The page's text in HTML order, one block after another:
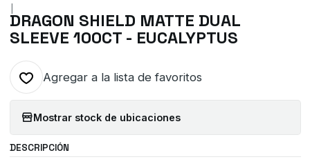
|
DRAGON SHIELD MATTE DUAL
SLEEVE 100CT - EUCALYPTUS
Agregar a la lista de favoritos
Mostrar stock de ubicaciones
DESCRIPCIÓN